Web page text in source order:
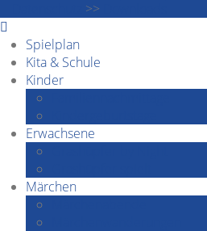
>>
Spielplan
Kita & Schule
Kinder
Erwachsene
Märchen